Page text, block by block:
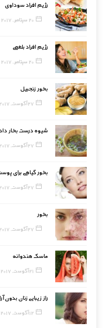
رژیم افراد سوداوی
20 سپتامبر, 2017
رژیم افراد بلغمی
20 سپتامبر, 2017
بخور زنجبیل
27 آگوست, 2017
شیوه درست بخار
27 آگوست, 2017
بخور گیاهی برای
27 آگوست, 2017
بخور
27 آگوست, 2017
ماسک هندوانه
21 آگوست, 2017
راز زیبایی زنان
12 آگوست, 2017